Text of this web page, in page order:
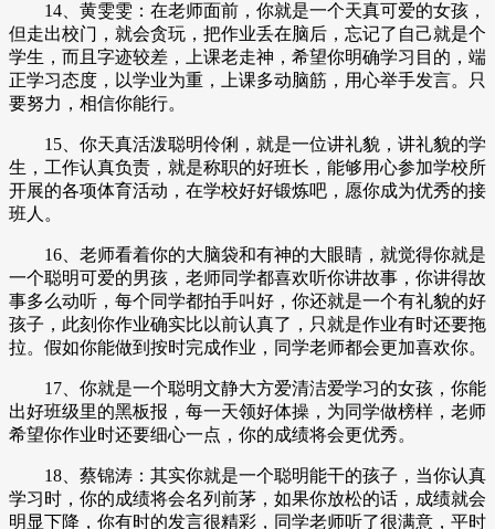
14、黄雯雯：在老师面前，你就是一个天真可爱的女孩，
但走出校门，就会贪玩，把作业丢在脑后，忘记了自己就是个
学生，而且字迹较差，上课老走神，希望你明确学习目的，端
正学习态度，以学业为重，上课多动脑筋，用心举手发言。只
要努力，相信你能行。
15、你天真活泼聪明伶俐，就是一位讲礼貌，讲礼貌的学
生，工作认真负责，就是称职的好班长，能够用心参加学校所
开展的各项体育活动，在学校好好锻炼吧，愿你成为优秀的接
班人。
16、老师看着你的大脑袋和有神的大眼睛，就觉得你就是
一个聪明可爱的男孩，老师同学都喜欢听你讲故事，你讲得故
事多么动听，每个同学都拍手叫好，你还就是一个有礼貌的好
孩子，此刻你作业确实比以前认真了，只就是作业有时还要拖
拉。假如你能做到按时完成作业，同学老师都会更加喜欢你。
17、你就是一个聪明文静大方爱清洁爱学习的女孩，你能
出好班级里的黑板报，每一天领好体操，为同学做榜样，老师
希望你作业时还要细心一点，你的成绩将会更优秀。
18、蔡锦涛：其实你就是一个聪明能干的孩子，当你认真
学习时，你的成绩将会名列前茅，如果你放松的话，成绩就会
明显下降，你有时的发言很精彩，同学老师听了很满意，平时